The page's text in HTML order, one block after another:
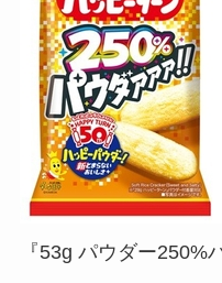
『53g パウダー250%